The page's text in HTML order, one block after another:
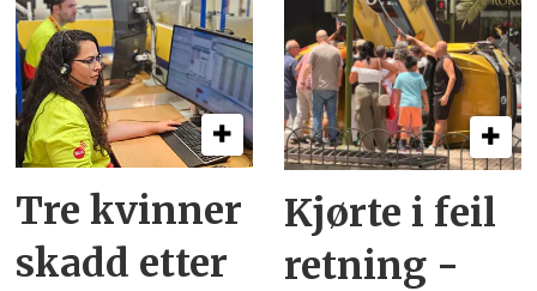
Tre kvinner
skadd etter
Kjørte i feil
retning -